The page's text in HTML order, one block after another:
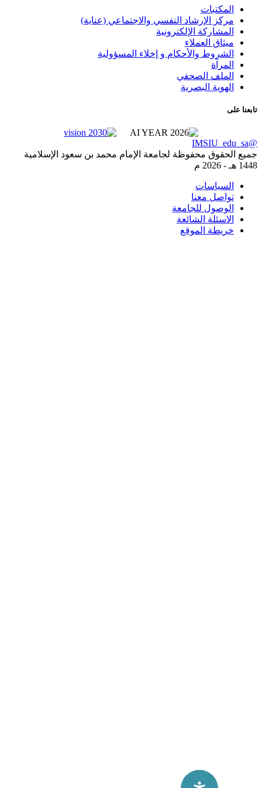
الإرشاد النفسي والاجتماعي (عناية)
الإلكترونية
العملاء
والأحكام و إخلاء المسؤولية
الصحفي
البصرية
محفوظة لجامعة الإمام محمد بن سعود الإسلامية
2026 م
معنا
للجامعة
الشائعة
الموقع